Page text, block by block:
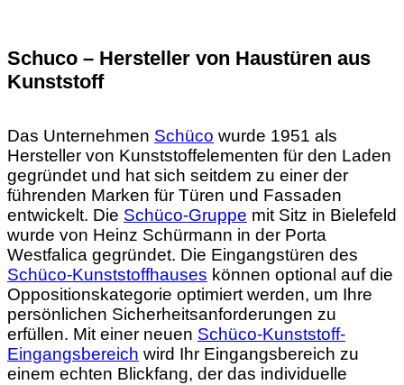
Schuco – Hersteller von Haustüren aus
Kunststoff
Das Unternehmen Schüco wurde 1951 als
Hersteller von Kunststoffelementen für den Laden
gegründet und hat sich seitdem zu einer der
führenden Marken für Türen und Fassaden
entwickelt. Die Schüco-Gruppe mit Sitz in Bielefeld
wurde von Heinz Schürmann in der Porta
Westfalica gegründet. Die Eingangstüren des
Schüco-Kunststoffhauses können optional auf die
Oppositionskategorie optimiert werden, um Ihre
persönlichen Sicherheitsanforderungen zu
erfüllen. Mit einer neuen Schüco-Kunststoff-
Eingangsbereich wird Ihr Eingangsbereich zu
einem echten Blickfang, der das individuelle